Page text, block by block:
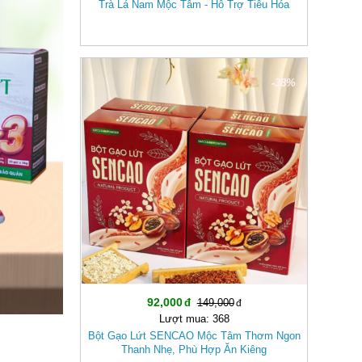
Trà Lá Nam Mộc Tâm - Hỗ Trợ Tiêu Hóa
-38%
92,000
149,000
Lượt mua: 368
Bột Gạo Lứt SENCAO Mộc Tâm Thơm Ngon
Thanh Nhẹ, Phù Hợp Ăn Kiêng